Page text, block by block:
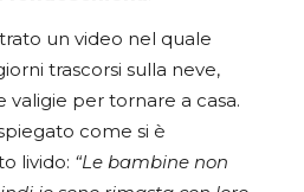
un video nel quale
trascorsi sulla neve,
per tornare a casa.
come si è
livido: “Le bambine non